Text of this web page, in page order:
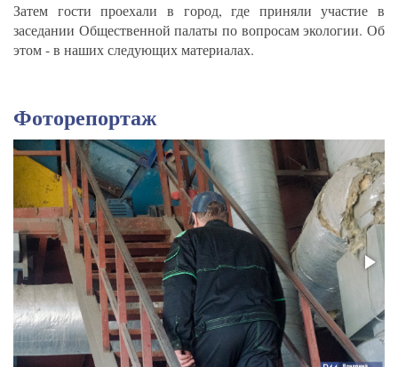
Затем гости проехали в город, где приняли участие в
заседании Общественной палаты по вопросам экологии. Об
этом - в наших следующих материалах.
Фоторепортаж